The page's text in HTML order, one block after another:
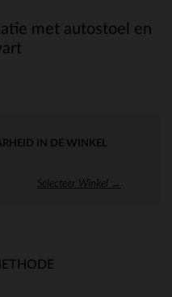
met autostoel en
IN DE WINKEL
Selecteer Winkel →